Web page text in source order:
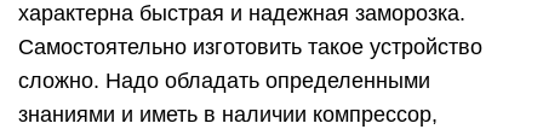
характерна быстрая и надежная заморозка.
Самостоятельно изготовить такое устройство
сложно. Надо обладать определенными
знаниями и иметь в наличии компрессор,